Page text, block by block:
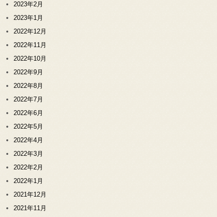
2023年2月
2023年1月
2022年12月
2022年11月
2022年10月
2022年9月
2022年8月
2022年7月
2022年6月
2022年5月
2022年4月
2022年3月
2022年2月
2022年1月
2021年12月
2021年11月